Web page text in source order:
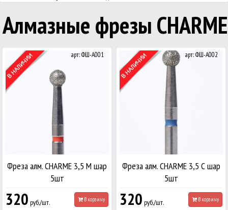
Алмазные фрезы CHARME
арт: ФШ-А001
Фреза алм. CHARME 3,5 М шар
5шт
320 руб./шт. В корзину
арт: ФШ-А002
Фреза алм. CHARME 3,5 С шар
5шт
320 руб./шт. В корзину